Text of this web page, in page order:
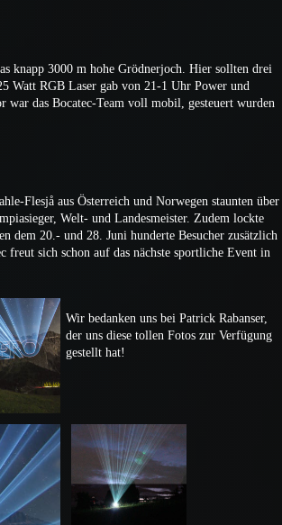
knapp 3000 m hohe Grödnerjoch. Hier sollten drei
Watt RGB Laser gab von 21-1 Uhr Power und
das Bocatec-Team voll mobil, gesteuert wurden
Flesjå aus Österreich und Norwegen staunten über
Welt- und Landesmeister. Zudem lockte
dem 20.- und 28. Juni hunderte Besucher zusätzlich
freut sich schon auf das nächste sportliche Event in
Wir bedanken uns bei Patrick Rabanser,
der uns diese tollen Fotos zur Verfügung
gestellt hat!